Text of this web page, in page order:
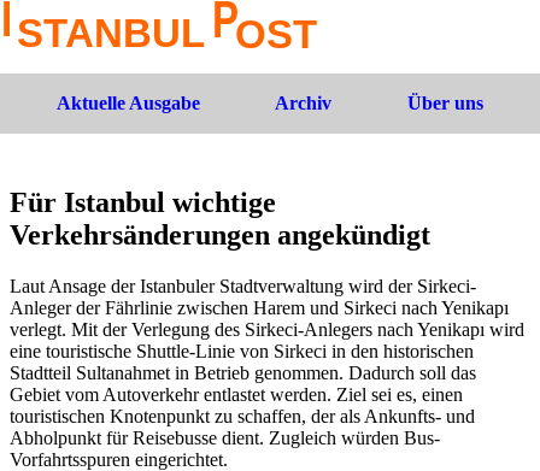
Aktuelle Ausgabe Archiv Über uns
Für Istanbul wichtige
Verkehrsänderungen angekündigt
Laut Ansage der Istanbuler Stadtverwaltung wird der Sirkeci-
Anleger der Fährlinie zwischen Harem und Sirkeci nach Yenikapı
verlegt. Mit der Verlegung des Sirkeci-Anlegers nach Yenikapı wird
eine touristische Shuttle-Linie von Sirkeci in den historischen
Stadtteil Sultanahmet in Betrieb genommen. Dadurch soll das
Gebiet vom Autoverkehr entlastet werden. Ziel sei es, einen
touristischen Knotenpunkt zu schaffen, der als Ankunfts- und
Abholpunkt für Reisebusse dient. Zugleich würden Bus-
Vorfahrtsspuren eingerichtet.